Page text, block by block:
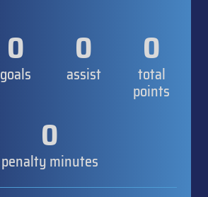
0
goals
0
assist
0
total
points
0
penalty minutes